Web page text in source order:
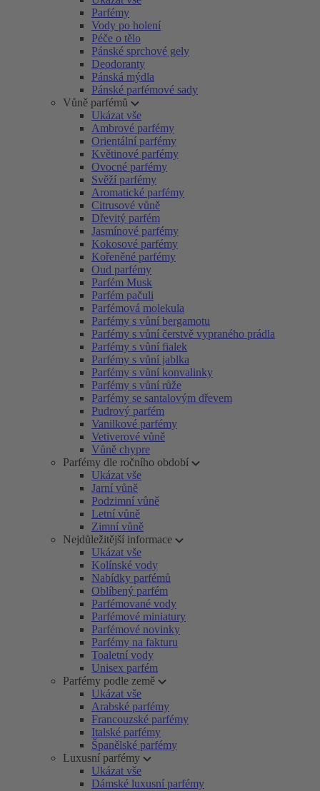
Parfémy
Vody po holení
Péče o tělo
Pánské sprchové gely
Deodoranty
Pánská mýdla
Pánské parfémové sady
Vůně parfémů
Ukázat vše
Ambrové parfémy
Orientální parfémy
Květinové parfémy
Ovocné parfémy
Svěží parfémy
Aromatické parfémy
Citrusové vůně
Dřevitý parfém
Jasmínové parfémy
Kokosové parfémy
Kořeněné parfémy
Oud parfémy
Parfém Musk
Parfém pačuli
Parfémová molekula
Parfémy s vůní bergamotu
Parfémy s vůní čerstvě vypraného prádla
Parfémy s vůní fialek
Parfémy s vůní jablka
Parfémy s vůní konvalinky
Parfémy s vůní růže
Parfémy se santalovým dřevem
Pudrový parfém
Vanilkové parfémy
Vetiverové vůně
Vůně chypre
Parfémy dle ročního období
Ukázat vše
Jarní vůně
Podzimní vůně
Letní vůně
Zimní vůně
Nejdůležitější informace
Ukázat vše
Kolínské vody
Nabídky parfémů
Oblíbený parfém
Parfémované vody
Parfémové miniatury
Parfémové novinky
Parfémy na fakturu
Toaletní vody
Unisex parfém
Parfémy podle země
Ukázat vše
Arabské parfémy
Francouzské parfémy
Italské parfémy
Španělské parfémy
Luxusní parfémy
Ukázat vše
Dámské luxusní parfémy